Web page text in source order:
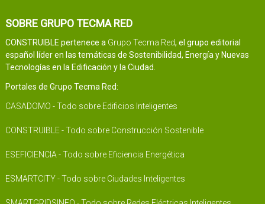
SOBRE GRUPO TECMA RED
CONSTRUIBLE pertenece a Grupo Tecma Red, el grupo editorial
español líder en las temáticas de Sostenibilidad, Energía y Nuevas
Tecnologías en la Edificación y la Ciudad.
Portales de Grupo Tecma Red:
CASADOMO - Todo sobre Edificios Inteligentes
CONSTRUIBLE - Todo sobre Construcción Sostenible
ESEFICIENCIA - Todo sobre Eficiencia Energética
ESMARTCITY - Todo sobre Ciudades Inteligentes